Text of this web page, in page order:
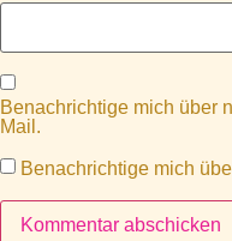
Benachrichtige mich über
Mail.
Benachrichtige mich